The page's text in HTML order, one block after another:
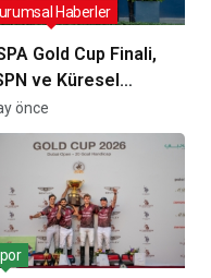
Gold Cup Finali,
ve Küresel
Rekor
Kitlesine Ulaştı
Haberler
önce